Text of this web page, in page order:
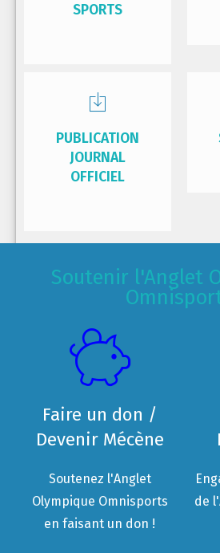
SPORTS
PUBLICATION
JOURNAL
OFFICIEL
Soutenir l'Anglet
Faire un don /
Devenir Mécène
Soutenez l'Anglet
Olympique Omnisports
en faisant un don !
de